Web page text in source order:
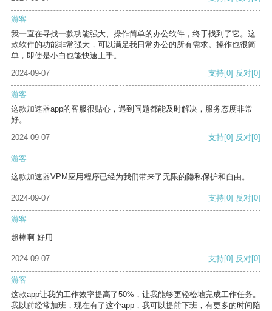
游客
我一直在寻找一款功能强大、操作简单的办公软件，终于找到了它。这
款软件的功能非常强大，可以满足我日常办公的所有需求。操作也很简
单，即使是小白也能快速上手。
2024-09-07
支持[0] 反对[0]
游客
这款加速器app的客服很贴心，遇到问题都能及时解决，服务态度非常
好。
2024-09-07
支持[0] 反对[0]
游客
这款加速器VPM应用程序已经为我们带来了无限的隐私保护和自由。
2024-09-07 支持[0] 反对[0]
游客
超棒啊 好用
2024-09-07 支持[0] 反对[0]
游客
这款app让我的工作效率提高了50%，让我能够更轻松地完成工作任务。
我以前经常加班，现在有了这个app，我可以提前下班，有更多的时间陪